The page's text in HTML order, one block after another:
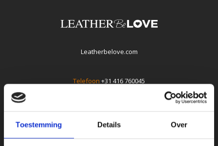
Toestemming Details Over
Leatherbelove.com
Telefoon +31 416 760045